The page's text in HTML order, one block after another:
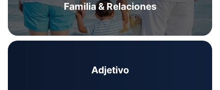
Familia & Relaciones
Adjetivo